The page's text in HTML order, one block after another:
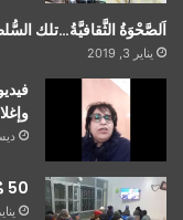
اَلصَّحْوَةُ الثَّقافيَّةُ…تلك
يناير 3, 2019
50 مُشرّدًا يَسْتَفيدُون من “عملية دفء” بخريبكة
يناير 5, 2019